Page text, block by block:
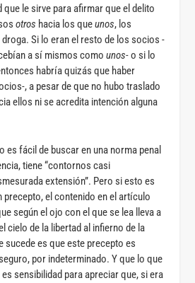
le sirve para afirmar que el delito
otros hacia los queunos, los
Si lo eran el resto de los socios -
a sí mismos comounos-o si lo
habría quizás que haber
, a pesar de que no hubo traslado
ellos ni se acredita intención alguna
es fácil de buscar en una norma penal
tiene “contornos casi
extensión”. Pero si esto es
precepto, el contenido en el artículo
según el ojo con el que se lea lleva a
cielo de la libertad al infierno de la
sucede es que este precepto es
por indeterminado. Y que lo que
sensibilidad para apreciar que, si era